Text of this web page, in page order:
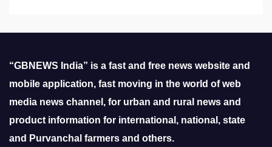
“GBNEWS India” is a fast and free news website and
mobile application, fast moving in the world of web
media news channel, for urban and rural news and
product information for international, national, state
and Purvanchal farmers and others.